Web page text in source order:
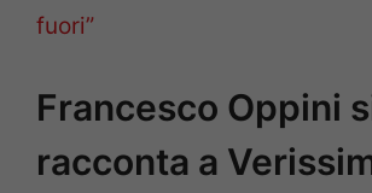
fuori”
Francesco Oppini
racconta a